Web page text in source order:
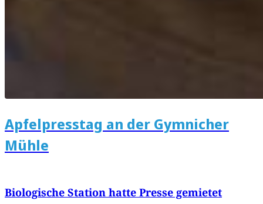
Apfelpresstag an der Gymnicher
Mühle
Biologische Station hatte Presse gemietet